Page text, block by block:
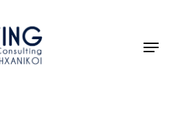
Menu
Close